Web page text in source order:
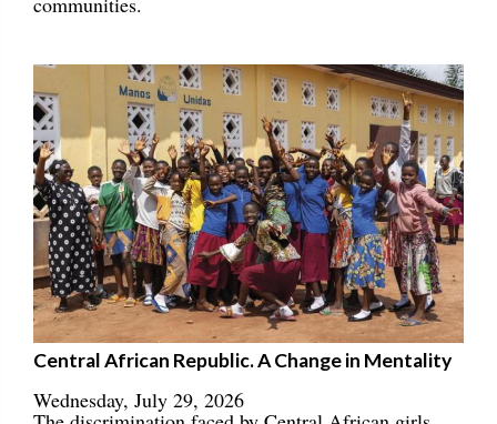
Central African Republic. A Change in Mentality
Wednesday, July 29, 2026